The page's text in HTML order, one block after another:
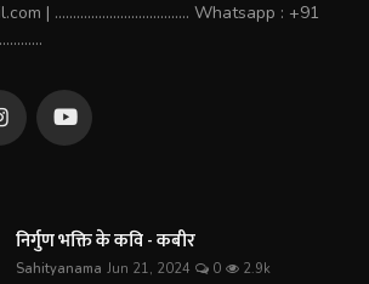
| ..................................... Whatsapp : +91
निर्गुण भक्ति के कवि - कबीर
Sahityanama Jun 21, 2024 0 2.9k